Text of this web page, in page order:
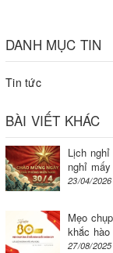
DANH MỤC TIN
Tin tức
BÀI VIẾT KHÁC
Lịch
nghỉ
23/04/2026
Mẹo
khắc hào
27/08/2025